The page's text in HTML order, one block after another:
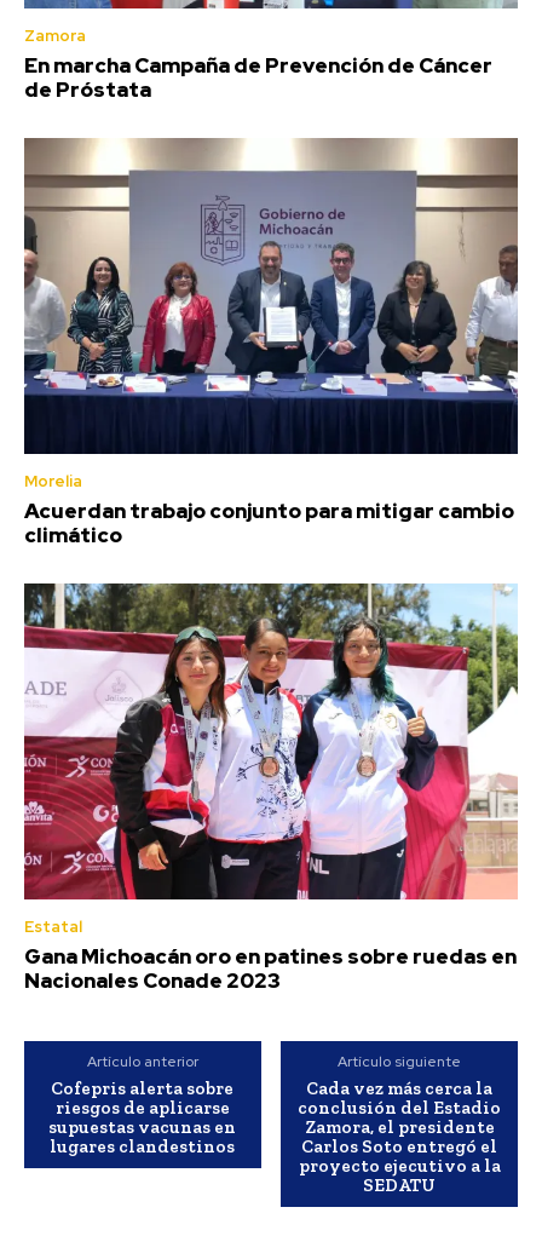
Zamora
En marcha Campaña de Prevención de Cáncer
de Próstata
Morelia
Acuerdan trabajo conjunto para mitigar cambio
climático
Estatal
Gana Michoacán oro en patines sobre ruedas en
Nacionales Conade 2023
Artículo anterior
Cofepris alerta sobre
riesgos de aplicarse
supuestas vacunas en
lugares clandestinos
Artículo siguiente
Cada vez más cerca la
conclusión del Estadio
Zamora, el presidente
Carlos Soto entregó el
proyecto ejecutivo a la
SEDATU